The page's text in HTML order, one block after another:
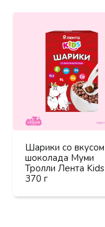
Шарики со вкусом
шоколада Муми
Тролли Лента Kids
370 г